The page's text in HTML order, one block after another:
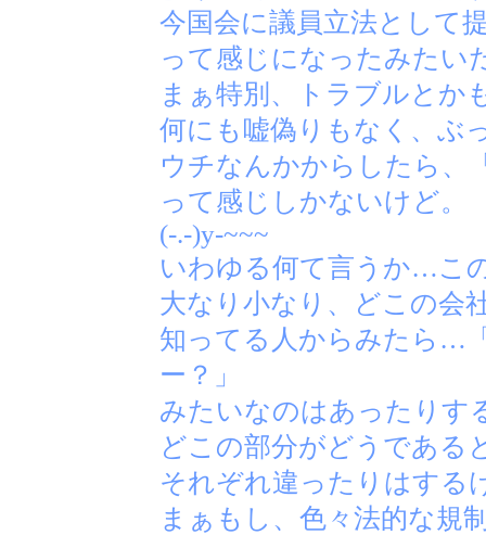
今国会に議員立法として
って感じになったみたい
まぁ特別、トラブルとか
何にも嘘偽りもなく、ぶ
ウチなんかからしたら、
って感じしかないけど。
(-.-)y-~~~
いわゆる何て言うか…こ
大なり小なり、どこの会
知ってる人からみたら…
ー？」
みたいなのはあったりす
どこの部分がどうである
それぞれ違ったりはする
まぁもし、色々法的な規